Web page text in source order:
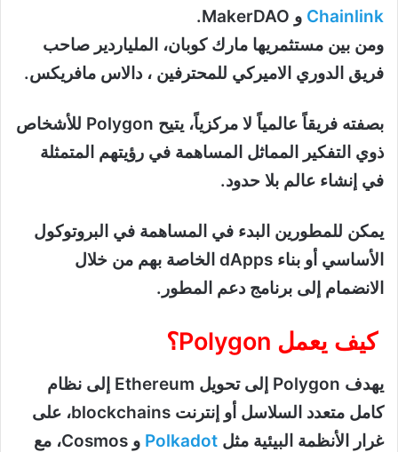
Chainlink و MakerDAO.
ومن بين مستثمريها مارك كوبان، الملياردير صاحب
فريق الدوري الاميركي للمحترفين ، دالاس مافريكس.
بصفته فريقاً عالمياً لا مركزياً، يتيح Polygon للأشخاص
ذوي التفكير المماثل المساهمة في رؤيتهم المتمثلة
في إنشاء عالم بلا حدود.
يمكن للمطورين البدء في المساهمة في البروتوكول
الأساسي أو بناء dApps الخاصة بهم من خلال
الانضمام إلى برنامج دعم المطور.
كيف يعمل Polygon؟
يهدف Polygon إلى تحويل Ethereum إلى نظام
كامل متعدد السلاسل أو إنترنت blockchains، على
غرار الأنظمة البيئية مثل Polkadot
و Cosmos، مع